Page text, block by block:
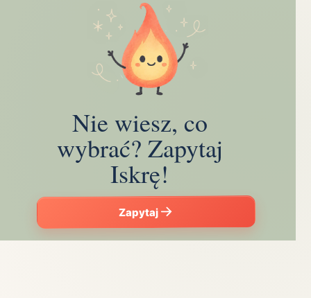
Nie wiesz, co
wybrać? Zapytaj
Iskrę!
Zapytaj